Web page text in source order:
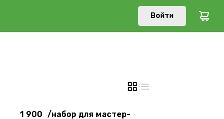
Войти
1 900 /набор для мастер-
набор для мастер-